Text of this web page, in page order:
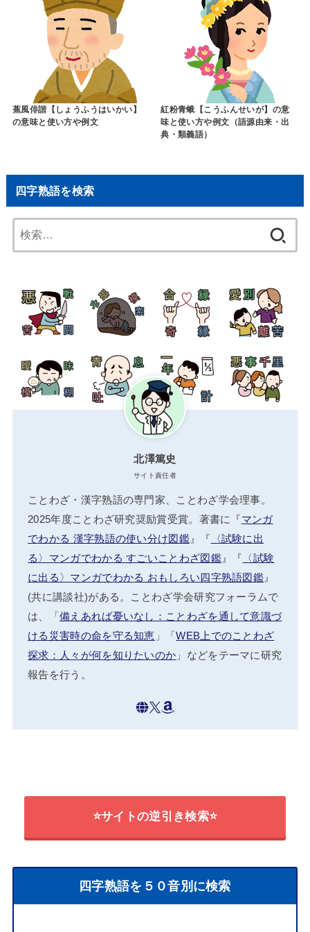
蕉風俳諧【しょうふうはいかい】
の意味と使い方や例文
紅粉青蛾【こうふんせいが】の意
味と使い方や例文（語源由来・出
典・類義語）
四字熟語を検索
索:
北澤篤史
サイト責任者
ことわざ・漢字熟語の専門家、ことわざ学会理事。
2025年度ことわざ研究奨励賞受賞。著書に『マンガ
でわかる 漢字熟語の使い分け図鑑』『 〈試験に出
る〉マンガでわかる すごいことわざ図鑑』『 〈試験
に出る〉マンガでわかる おもしろい四字熟語図鑑』
(共に講談社)がある。ことわざ学会研究フォーラムで
は、「備えあれば憂いなし：ことわざを通して意識づ
ける災害時の命を守る知恵 」「WEB上でのことわざ
探求：人々が何を知りたいのか 」などをテーマに研究
報告を行う。
⭐サイトの逆引き検索⭐
四字熟語を５０音別に検索